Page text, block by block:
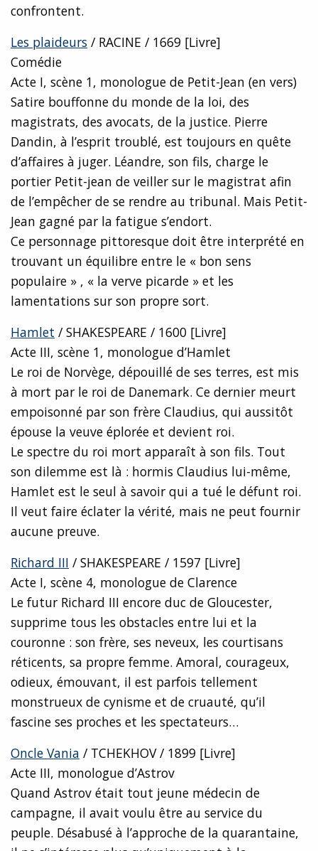
confrontent.
Les plaideurs / RACINE / 1669 [Livre]
Comédie
Acte I, scène 1, monologue de Petit-Jean (en vers)
Satire bouffonne du monde de la loi, des
magistrats, des avocats, de la justice. Pierre
Dandin, à l’esprit troublé, est toujours en quête
d’affaires à juger. Léandre, son fils, charge le
portier Petit-jean de veiller sur le magistrat afin
de l’empêcher de se rendre au tribunal. Mais Petit-
Jean gagné par la fatigue s’endort.
Ce personnage pittoresque doit être interprété en
trouvant un équilibre entre le « bon sens
populaire » , « la verve picarde » et les
lamentations sur son propre sort.
Hamlet / SHAKESPEARE / 1600 [Livre]
Acte III, scène 1, monologue d’Hamlet
Le roi de Norvège, dépouillé de ses terres, est mis
à mort par le roi de Danemark. Ce dernier meurt
empoisonné par son frère Claudius, qui aussitôt
épouse la veuve éplorée et devient roi.
Le spectre du roi mort apparaît à son fils. Tout
son dilemme est là : hormis Claudius lui-même,
Hamlet est le seul à savoir qui a tué le défunt roi.
Il veut faire éclater la vérité, mais ne peut fournir
aucune preuve.
Richard III / SHAKESPEARE / 1597 [Livre]
Acte I, scène 4, monologue de Clarence
Le futur Richard III encore duc de Gloucester,
supprime tous les obstacles entre lui et la
couronne : son frère, ses neveux, les courtisans
réticents, sa propre femme. Amoral, courageux,
odieux, émouvant, il est parfois tellement
monstrueux de cynisme et de cruauté, qu’il
fascine ses proches et les spectateurs…
Oncle Vania / TCHEKHOV / 1899 [Livre]
Acte III, monologue d’Astrov
Quand Astrov était tout jeune médecin de
campagne, il avait voulu être au service du
peuple. Désabusé à l’approche de la quarantaine,